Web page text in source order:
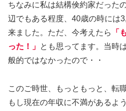
ちなみに私は結構倹約家だった
辺でもある程度、40歳の時には
来ました。ただ、今考えたら
「
った！」 とも思ってます。当時
般的ではなかったので・・
このご時世、もっともっと、転
もし現在の年収に不満があるよ